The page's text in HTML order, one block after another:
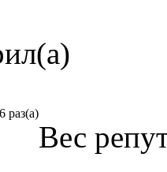
раз(а)
Вес